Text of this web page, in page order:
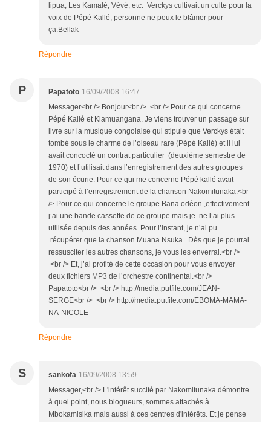
lipua, Les Kamalé, Vévé, etc. Verckys cultivait un culte pour la
voix de Pépé Kallé, personne ne peux le blâmer pour
ça.Bellak
Répondre
P Papatoto 16/09/2008 16:47
Messager<br /> Bonjour<br /> <br /> Pour ce qui concerne
Pépé Kallé et Kiamuangana. Je viens trouver un passage sur
livre sur la musique congolaise qui stipule que Verckys était
tombé sous le charme de l’oiseau rare (Pépé Kallé) et il lui
avait concocté un contrat particulier (deuxième semestre de
1970) et l’utilisait dans l’enregistrement des autres groupes
de son écurie. Pour ce qui me concerne Pépé kallé avait
participé à l’enregistrement de la chanson Nakomitunaka.<br
/> Pour ce qui concerne le groupe Bana odéon ,effectivement
j’ai une bande cassette de ce groupe mais je ne l’ai plus
utilisée depuis des années. Pour l’instant, je n’ai pu
récupérer que la chanson Muana Nsuka. Dès que je pourrai
ressusciter les autres chansons, je vous les enverrai.<br />
<br /> Et, j’ai profité de cette occasion pour vous envoyer
deux fichiers MP3 de l’orchestre continental.<br />
Papatoto<br /> <br /> http://media.putfile.com/JEAN-
SERGE<br /> <br /> http://media.putfile.com/EBOMA-MAMA-
NA-NICOLE
Répondre
S sankofa 16/09/2008 13:59
Messager,<br /> L'intérêt succité par Nakomitunaka démontre
à quel point, nous blogueurs, sommes attachés à
Mbokamisika mais aussi à ces centres d'intérêts. Et je pense